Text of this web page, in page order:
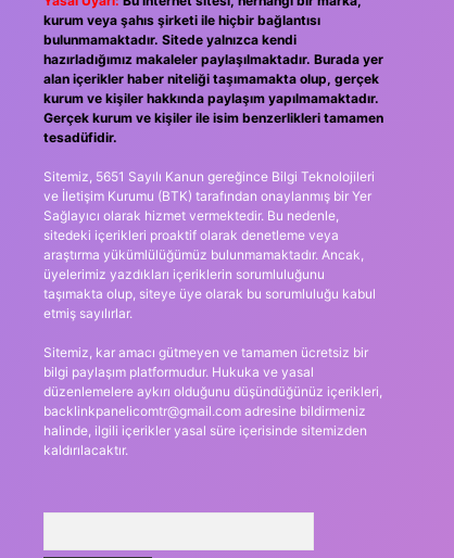
kurum veya şahıs şirketi ile hiçbir bağlantısı
bulunmamaktadır. Sitede yalnızca kendi
hazırladığımız makaleler paylaşılmaktadır. Burada yer
alan içerikler haber niteliği taşımamakta olup, gerçek
kurum ve kişiler hakkında paylaşım yapılmamaktadır.
Gerçek kurum ve kişiler ile isim benzerlikleri tamamen
tesadüfidir.
Sitemiz, 5651 Sayılı Kanun gereğince Bilgi Teknolojileri
ve İletişim Kurumu (BTK) tarafından onaylanmış bir Yer
Sağlayıcı olarak hizmet vermektedir. Bu nedenle,
sitedeki içerikleri proaktif olarak denetleme veya
araştırma yükümlülüğümüz bulunmamaktadır. Ancak,
üyelerimiz yazdıkları içeriklerin sorumluluğunu
taşımakta olup, siteye üye olarak bu sorumluluğu kabul
etmiş sayılırlar.
Sitemiz, kar amacı gütmeyen ve tamamen ücretsiz bir
bilgi paylaşım platformudur. Hukuka ve yasal
düzenlemelere aykırı olduğunu düşündüğünüz içerikleri,
backlinkpanelicomtr@gmail.comadresine bildirmeniz
halinde, ilgili içerikler yasal süre içerisinde sitemizden
kaldırılacaktır.